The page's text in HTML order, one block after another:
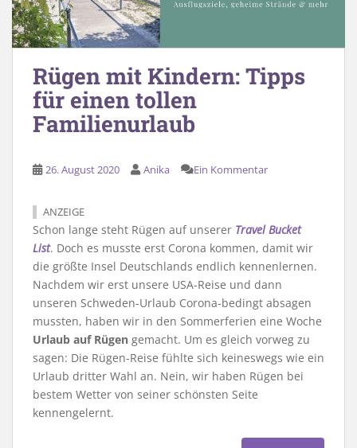
Rügen mit Kindern: Tipps
für einen tollen
Familienurlaub
26. August 2020 Anika Ein Kommentar
ANZEIGE
Schon lange steht Rügen auf unserer Travel Bucket
List. Doch es musste erst Corona kommen, damit wir
die größte Insel Deutschlands endlich kennenlernen.
Nachdem wir erst unsere USA-Reise und dann
unseren Schweden-Urlaub Corona-bedingt absagen
mussten, haben wir in den Sommerferien eine Woche
Urlaub auf Rügen gemacht. Um es gleich vorweg zu
sagen: Die Rügen-Reise fühlte sich keineswegs wie ein
Urlaub dritter Wahl an. Nein, wir haben Rügen bei
bestem Wetter von seiner schönsten Seite
kennengelernt.